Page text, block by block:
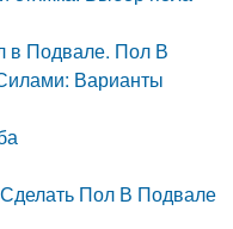
в Подвале. Пол В
Варианты
Пол В Подвале